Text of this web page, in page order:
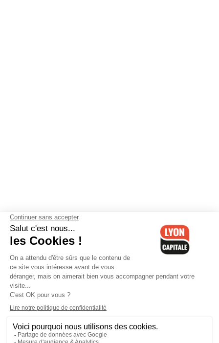
Contactez-nous-Mentions légales-CGV-Politique de